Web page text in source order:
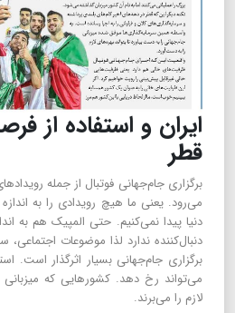
ایران و استفاده از
قطر
برگزاری جام‌جهانی فوتبال از جمله
می‌رود. یعنی ما هیچ رویدادی را به
دنیا پیدا نمی‌کنیم. حتی المپیک هم به
دنبال‌کننده ندارد لذا موضوعات
برگزاری جام‌جهانی بسیار اثرگذار است.
می‌تواند رخ دهد. کشورهایی که میزبانی
لازم را می‌برند.